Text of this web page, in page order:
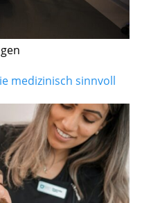
medizinisch sinnvoll